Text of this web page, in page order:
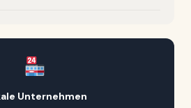
Unternehmen